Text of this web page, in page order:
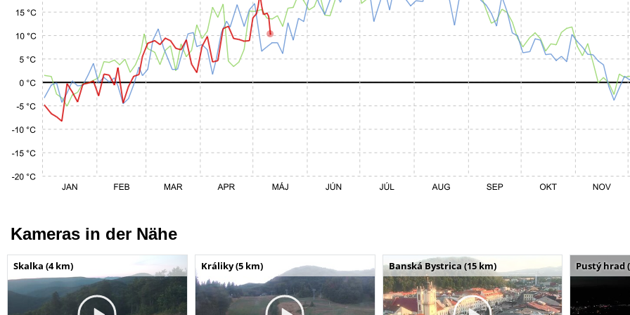
Kameras in der Nähe
Skalka (4 km) Králiky (5 km) Banská Bystrica (15 km) Pustý hrad